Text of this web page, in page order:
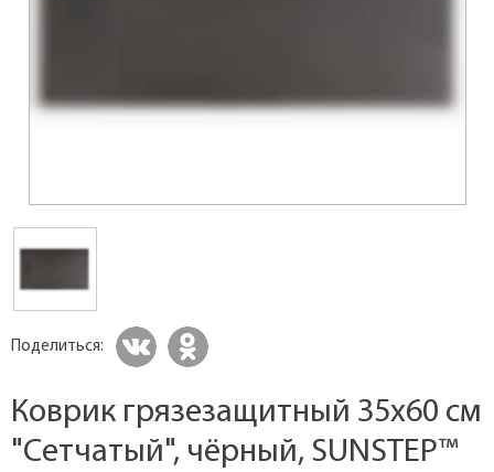
Поделиться:
Коврик грязезащитный 35х60 см
"Сетчатый", чёрный, SUNSTEP™